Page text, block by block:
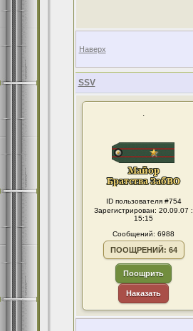
Наверх
SSV
.
ID пользователя #754
Зарегистрирован: 20.09.07 :
15:15
Сообщений: 6988
ПООЩРЕНИЙ: 64
Поощрить
Наказать